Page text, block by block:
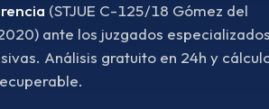
(STJUE C-125/18 Gómez del
ante los juzgados
Análisis gratuito en 24h y